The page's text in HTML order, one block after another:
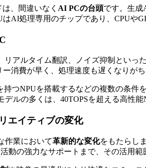
、間違いなく AI PCの台頭です。生成
AI処理専用のチップであり、CPUや
リアルタイム翻訳、ノイズ抑制といっ
消費が早く、処理速度も遅くなりが
持つNPUを搭載するなどの複数の条件
ルの多くは、40TOPSを超える高性
エイティブの変化
作業において革新的な変化をもたらし
動の強力なサポートまで、その活用範